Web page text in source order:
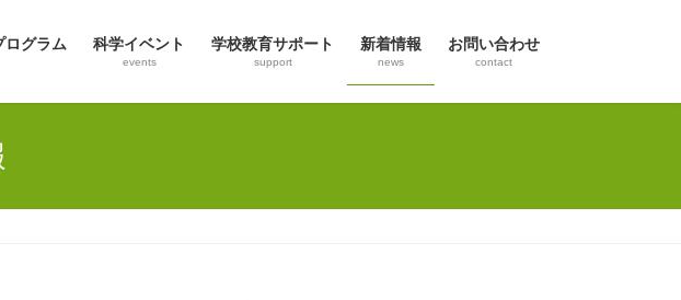
ログラム 科学イベント
events
学校教育サポート
support
新着情報
news
お問い合わせ
contact